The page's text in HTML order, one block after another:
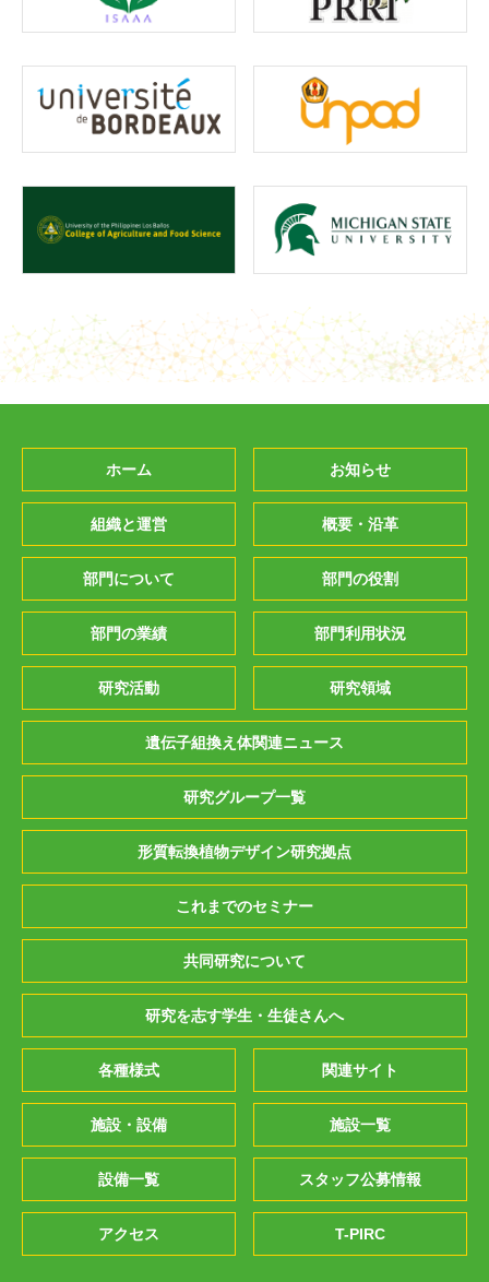
ホーム お知らせ
組織と運営 概要・沿革
部門について 部門の役割
部門の業績 部門利用状況
研究活動 研究領域
遺伝子組換え体関連ニュース
研究グループ一覧
形質転換植物デザイン研究拠点
これまでのセミナー
共同研究について
研究を志す学生・生徒さんへ
各種様式 関連サイト
施設・設備 施設一覧
設備一覧 スタッフ公募情報
アクセス T-PIRC